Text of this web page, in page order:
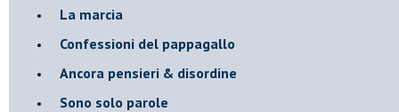
La marcia
Confessioni del pappagallo
Ancora pensieri & disordine
Sono solo parole